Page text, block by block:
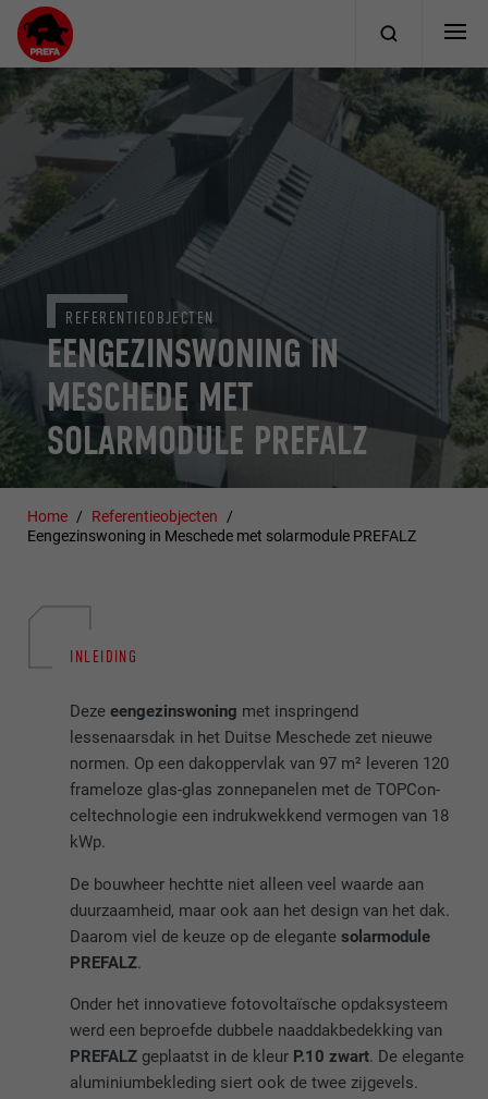
EENGEZINSWONING IN
MESCHEDE MET
SOLARMODULE PREFALZ
REFERENTIEOBJECTEN
Home
Referentieobjecten
Eengezinswoning in Meschede met solarmodule PREFALZ
INLEIDING
Dezeeengezinswoning met inspringend
lessenaarsdak in het Duitse Meschede zet nieuwe
normen. Op een dakoppervlak van 97 m² leveren 120
frameloze glas-glas zonnepanelen met de TOPCon-
celtechnologie een indrukwekkend vermogen van 18
kWp.
De bouwheer hechtte niet alleen veel waarde aan
duurzaamheid, maar ook aan het design van het dak.
Daarom viel de keuze op de elegantesolarmodule
PREFALZ.
Onder het innovatieve fotovoltaïsche opdaksysteem
werd een beproefde dubbele naaddakbedekking van
PREFALZ geplaatst in de kleur P.10 zwart. De elegante
aluminiumbekleding siert ook de twee zijgevels.